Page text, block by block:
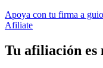
Apoya con tu firma a
Afiliate
Tu afiliación es